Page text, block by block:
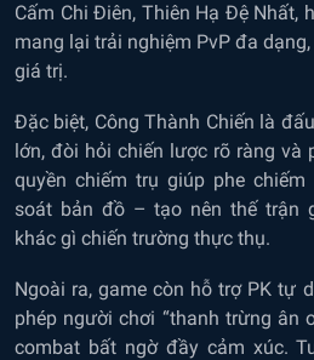
Cấm Chi Điên, Thiên Hạ Đệ Nhất,
mang lại trải nghiệm PvP đa
giá trị.
Đặc biệt, Công Thành Chiến là
lớn, đòi hỏi chiến lược rõ ràng và
quyền chiếm trụ giúp phe
soát bản đồ – tạo nên thế trận
khác gì chiến trường thực thụ.
Ngoài ra, game còn hỗ trợ PK tự
phép người chơi “thanh trừng ân
combat bất ngờ đầy cảm xúc.